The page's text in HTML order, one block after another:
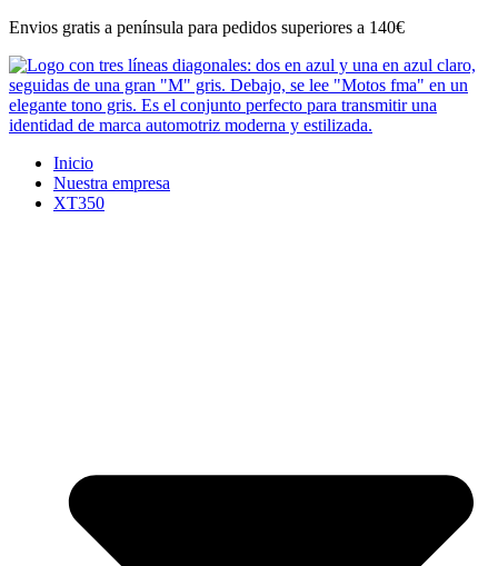
Ir
contenido
Envios gratis a península para pedidos superiores a 140€
Inicio
Nuestra empresa
XT350